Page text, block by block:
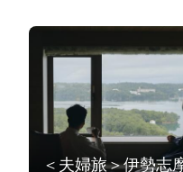
＜夫婦旅＞伊勢志